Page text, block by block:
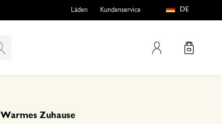
Mein Konto
Läden Kundenservice DE
Warmes Zuhause